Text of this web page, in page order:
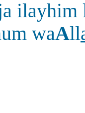
ilayhim
waAll